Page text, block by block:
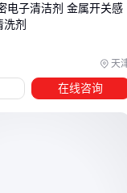
合适的清洗剂
什么？清洗工艺是什
议：
天
电子清洁剂 金属开关感
洗剂
在线咨询